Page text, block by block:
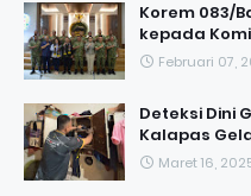
Korem 083/
kepada
Februari 07,
Deteksi Dini
Kalapas
Maret 16,